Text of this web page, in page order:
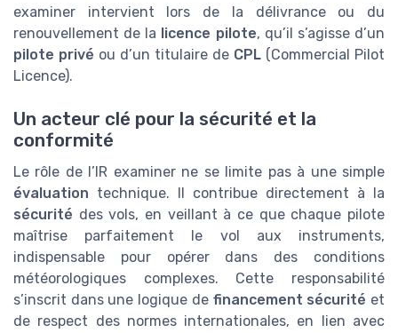
examiner intervient lors de la délivrance ou du
renouvellement de la licence pilote, qu’il s’agisse d’un
pilote privé ou d’un titulaire de CPL (Commercial Pilot
Licence).
Un acteur clé pour la sécurité et la
conformité
Le rôle de l’IR examiner ne se limite pas à une simple
évaluation technique. Il contribue directement à la
sécurité des vols, en veillant à ce que chaque pilote
maîtrise parfaitement le vol aux instruments,
indispensable pour opérer dans des conditions
météorologiques complexes. Cette responsabilité
s’inscrit dans une logique de financement sécurité et
de respect des normes internationales, en lien avec